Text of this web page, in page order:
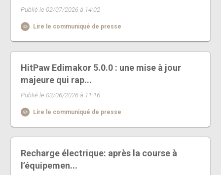
Publié le 02/07/2026 à 14:02
Lire le communiqué de presse
HitPaw Edimakor 5.0.0 : une mise à jour
majeure qui rap...
Publié le 03/06/2026 à 11:16
Lire le communiqué de presse
Recharge électrique: après la course à
l’équipemen...